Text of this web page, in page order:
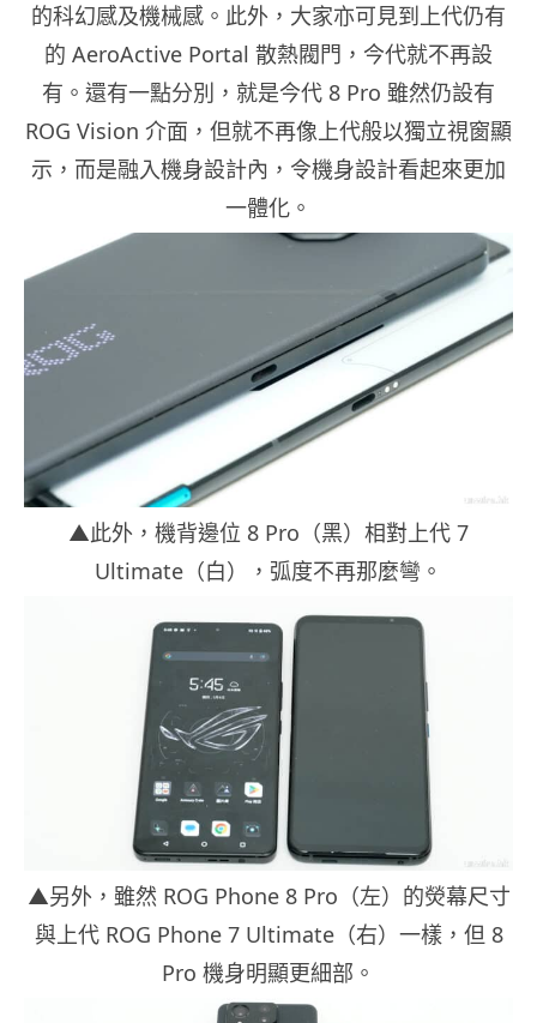
的科幻感及機械感。此外，大家亦可見到上代仍有
的 AeroActive Portal 散熱閥門，今代就不再設
有。還有一點分別，就是今代 8 Pro 雖然仍設有
ROG Vision 介面，但就不再像上代般以獨立視窗顯
示，而是融入機身設計內，令機身設計看起來更加
一體化。
▲此外，機背邊位 8 Pro（黑）相對上代 7
Ultimate（白），弧度不再那麼彎。
▲另外，雖然 ROG Phone 8 Pro（左）的熒幕尺寸
與上代 ROG Phone 7 Ultimate（右）一樣，但 8
Pro 機身明顯更細部。